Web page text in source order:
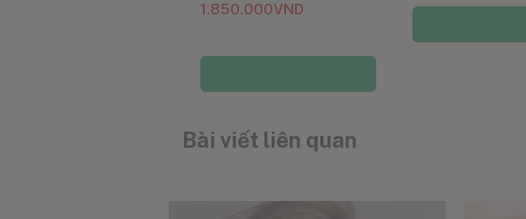
1.850.000VND
Bài viết liên quan